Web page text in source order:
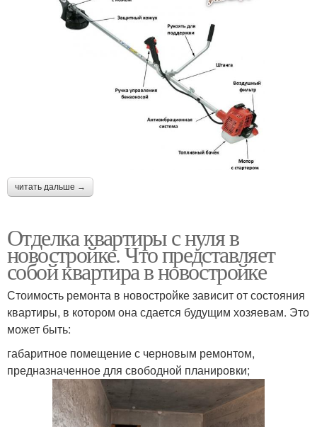
читать дальше →
Отделка квартиры с нуля в
новостройке. Что представляет
собой квартира в новостройке
Стоимость ремонта в новостройке зависит от состояния
квартиры, в котором она сдается будущим хозяевам. Это
может быть:
габаритное помещение с черновым ремонтом,
предназначенное для свободной планировки;